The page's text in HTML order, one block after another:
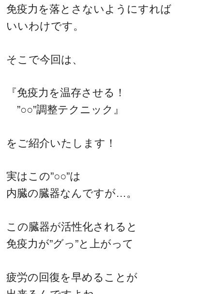
免疫力を落とさないようにすれば
いいわけです。
そこで今回は、
『免疫力を温存させる！
”○○”調整テクニック』
をご紹介いたします！
実はこの”○○”は
内臓の臓器なんですが…。
この臓器が活性化されると
免疫力が”グっ”と上がって
疲労の回復を早めることが